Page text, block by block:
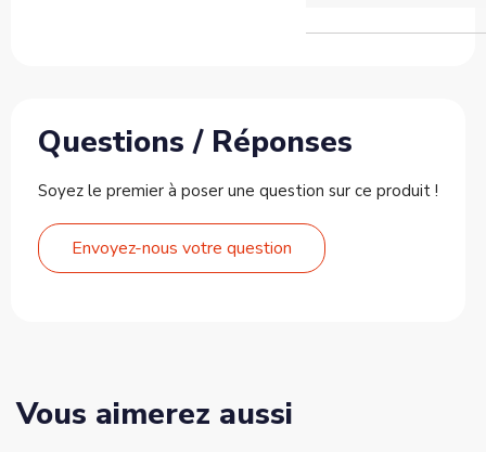
Questions / Réponses
Soyez le premier à poser une question sur ce produit !
Envoyez-nous votre question
Vous aimerez aussi